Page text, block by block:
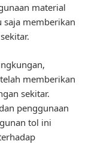
material
memberikan
memberikan
sekitar.
penggunaan
tol ini